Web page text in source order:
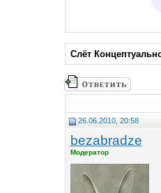
Слёт
26.06.2010, 20:58
bezabradze
Модератор